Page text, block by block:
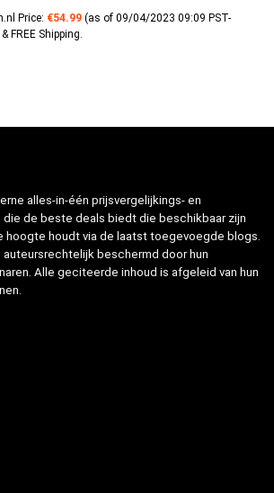
Price: €54.99 (as of 09/04/2023 09:09 PST-
& FREE Shipping
alles-in-één prijsvergelijkings- en
de beste deals biedt die beschikbaar zijn
hoogte houdt via de laatst toegevoegde blogs.
beschermd door hun
Alle geciteerde inhoud is afgeleid van hun